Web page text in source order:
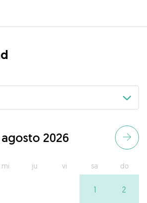
agosto 2026
mi ju vi sa do
1 2